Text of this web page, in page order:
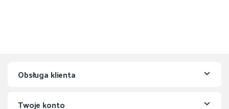
Obsługa klienta
Twoje konto